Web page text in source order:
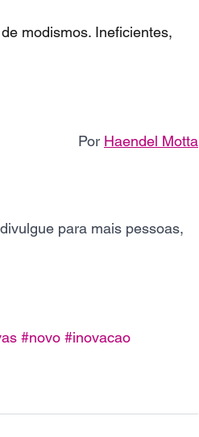
modismos. Ineficientes,
Por Haendel Motta
para mais pessoas,
#novo #inovacao